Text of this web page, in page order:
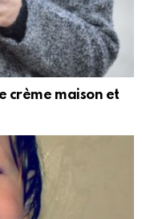
crème maison et